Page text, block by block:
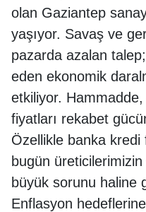
olan Gaziantep
yaşıyor. Savaş ve
pazarda azalan
eden ekonomik
etkiliyor.
fiyatları rekabet
Özellikle banka
bugün
büyük sorunu haline
Enflasyon